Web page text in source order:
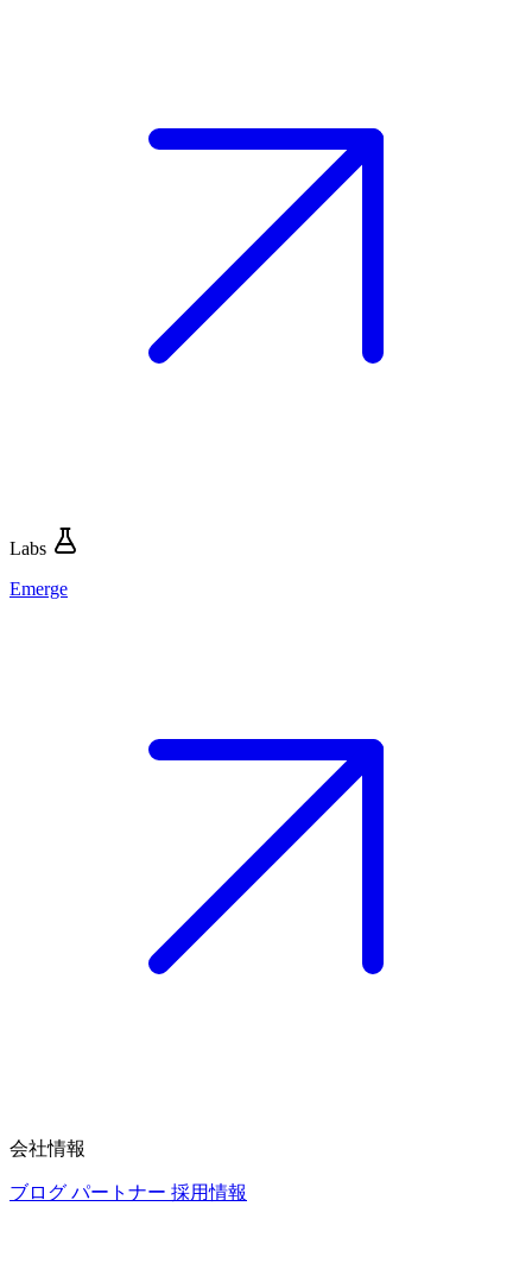
Labs
Emerge
会社情報
ブログ パートナー 採用情報